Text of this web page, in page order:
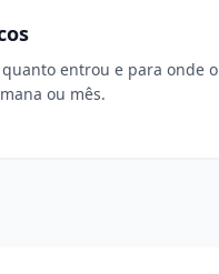
entrou e para onde o
ou mês.